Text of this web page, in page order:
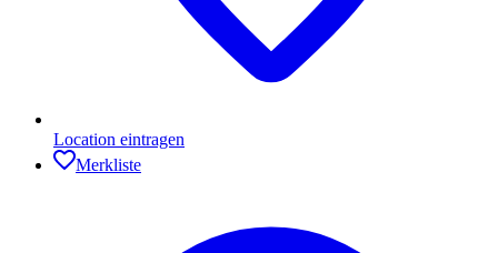
Location eintragen
Merkliste